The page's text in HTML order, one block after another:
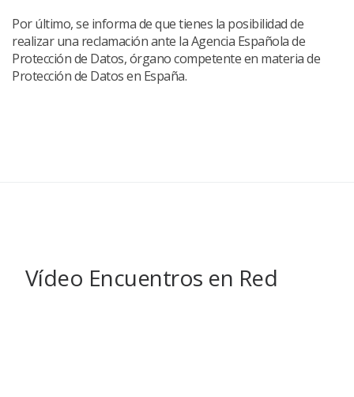
Por último, se informa de que tienes la posibilidad de
realizar una reclamación ante la Agencia Española de
Protección de Datos, órgano competente en materia de
Protección de Datos en España.
Vídeo Encuentros en Red